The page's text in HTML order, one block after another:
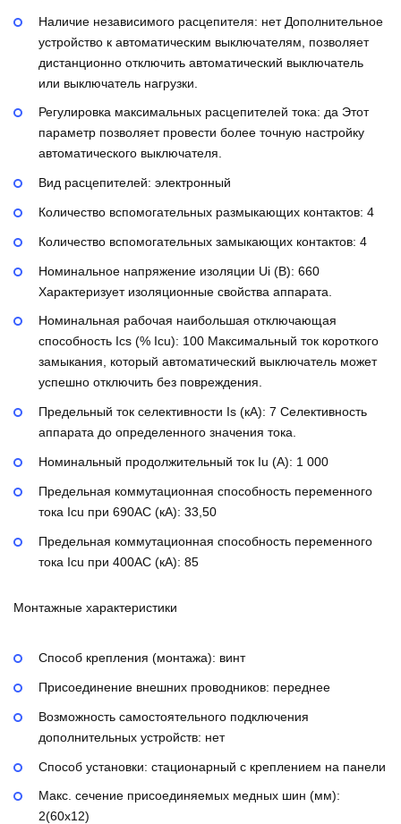
Наличие независимого расцепителя: нет Дополнительное
устройство к автоматическим выключателям, позволяет
дистанционно отключить автоматический выключатель
или выключатель нагрузки.
Регулировка максимальных расцепителей тока: да Этот
параметр позволяет провести более точную настройку
автоматического выключателя.
Вид расцепителей: электронный
Количество вспомогательных размыкающих контактов: 4
Количество вспомогательных замыкающих контактов: 4
Номинальное напряжение изоляции Ui (В): 660
Характеризует изоляционные свойства аппарата.
Номинальная рабочая наибольшая отключающая
способность Ics (% Icu): 100 Максимальный ток короткого
замыкания, который автоматический выключатель может
успешно отключить без повреждения.
Предельный ток селективности Is (кА): 7 Селективность
аппарата до определенного значения тока.
Номинальный продолжительный ток Iu (А): 1 000
Предельная коммутационная способность переменного
тока Icu при 690AC (кА): 33,50
Предельная коммутационная способность переменного
тока Icu при 400АС (кА): 85
Монтажные характеристики
Способ крепления (монтажа): винт
Присоединение внешних проводников: переднее
Возможность самостоятельного подключения
дополнительных устройств: нет
Способ установки: стационарный с креплением на панели
Макс. сечение присоединяемых медных шин (мм):
2(60х12)